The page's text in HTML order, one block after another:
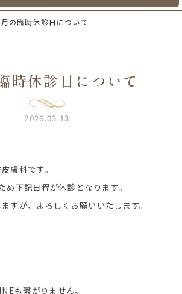
の臨時休診日について
時休診日について
2026.03.13
膚科です。
め下記日程が休診となります。
すが、よろしくお願いいたします。
も繋がりません。